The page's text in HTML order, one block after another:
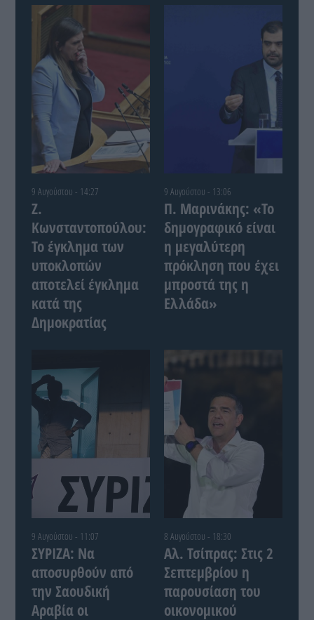
9 Αυγούστου - 14:27
Ζ.
Κωνσταντοπούλου:
Το έγκλημα των
υποκλοπών
αποτελεί έγκλημα
κατά της
Δημοκρατίας
9 Αυγούστου - 13:06
Π. Μαρινάκης: «Το
δημογραφικό είναι
η μεγαλύτερη
πρόκληση που έχει
μπροστά της η
Ελλάδα»
9 Αυγούστου - 11:07
ΣΥΡΙΖΑ: Να
αποσυρθούν από
την Σαουδική
Αραβία οι
8 Αυγούστου - 18:30
Αλ. Τσίπρας: Στις 2
Σεπτεμβρίου η
παρουσίαση του
οικονομικού